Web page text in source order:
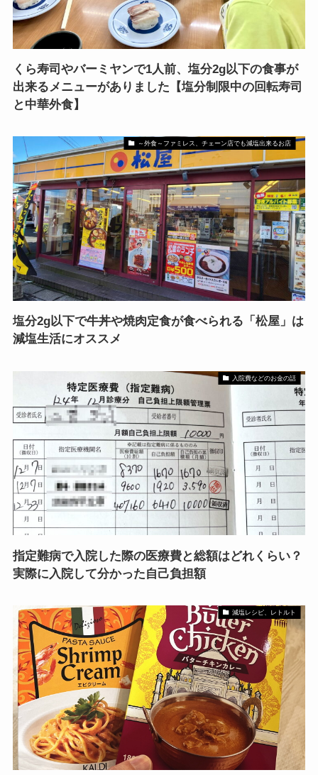
くら寿司やバーミヤンで1人前、塩分2g以下の食事が
出来るメニューがありました【塩分制限中の回転寿司
と中華外食】
～外食～ファミレス、チェーン店でも減塩出来るお店
塩分2g以下で牛丼や焼肉定食が食べられる「松屋」は
減塩生活にオススメ
入院費などのお金の話
指定難病で入院した際の医療費と総額はどれくらい？
実際に入院して分かった自己負担額
減塩レシピ、レトルト